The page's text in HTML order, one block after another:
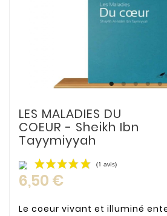
LES MALADIES DU
COEUR - Sheikh Ibn
Tayymiyyah
6,50 €
Le coeur vivant et illuminé